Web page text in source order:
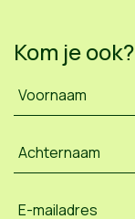
Kom je ook?
Voornaam
Achternaam
E-mailadres